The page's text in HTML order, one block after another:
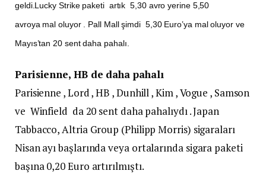
geldi.Lucky Strike paketi artık 5,30 avro yerine 5,50
avroya mal oluyor . Pall Mall şimdi 5,30 Euro’ya mal oluyor ve
Mayıs’tan 20 sent daha pahalı.
Parisienne, HB de daha pahalı
Parisienne , Lord , HB , Dunhill , Kim , Vogue , Samson
ve Winfield da 20 sent daha pahalıydı . Japan
Tabbacco, Altria Group (Philipp Morris) sigaraları
Nisan ayı başlarında veya ortalarında sigara paketi
başına 0,20 Euro artırılmıştı.